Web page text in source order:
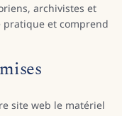
archivistes et
et comprend
site web le matériel